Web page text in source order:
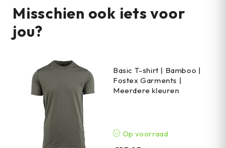
Misschien ook iets voor
jou?
Basic T-shirt | Bamboo |
Fostex Garments |
Meerdere kleuren
Op voorraad